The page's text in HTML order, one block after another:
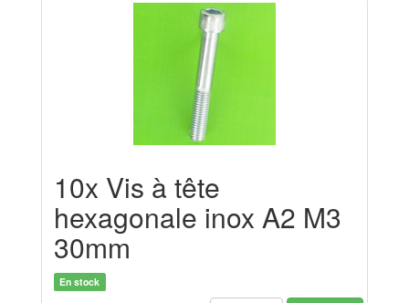
10x Vis à tête
hexagonale inox A2 M3
30mm
En stock